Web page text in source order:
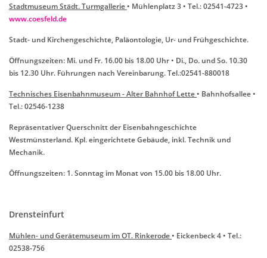
Stadtmuseum Städt. Turmgallerie• Mühlenplatz 3 • Tel.: 02541-4723 •
www.coesfeld.de
Stadt- und Kirchengeschichte, Paläontologie, Ur- und Frühgeschichte.
Öffnungszeiten: Mi. und Fr. 16.00 bis 18.00 Uhr • Di., Do. und So. 10.30
bis 12.30 Uhr. Führungen nach Vereinbarung. Tel.:02541-880018
Technisches Eisenbahnmuseum - Alter Bahnhof Lette• Bahnhofsallee •
Tel.: 02546-1238
Repräsentativer Querschnitt der Eisenbahngeschichte
Westmünsterland. Kpl. eingerichtete Gebäude, inkl. Technik und
Mechanik.
Öffnungszeiten: 1. Sonntag im Monat von 15.00 bis 18.00 Uhr.
Drensteinfurt
Mühlen- und Gerätemuseum im OT. Rinkerode• Eickenbeck 4 • Tel.:
02538-756